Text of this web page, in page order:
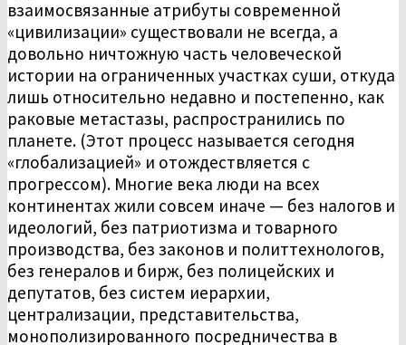
взаимосвязанные атрибуты современной
«цивилизации» существовали не всегда, а
довольно ничтожную часть человеческой
истории на ограниченных участках суши, откуда
лишь относительно недавно и постепенно, как
раковые метастазы, распространились по
планете. (Этот процесс называется сегодня
«глобализацией» и отождествляется с
прогрессом). Многие века люди на всех
континентах жили совсем иначе — без налогов и
идеологий, без патриотизма и товарного
производства, без законов и политтехнологов,
без генералов и бирж, без полицейских и
депутатов, без систем иерархии,
централизации, представительства,
монополизированного посредничества в